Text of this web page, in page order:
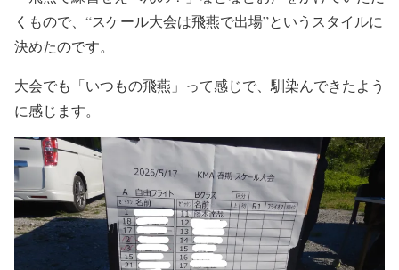
くもので、“スケール大会は飛燕で出場”というスタイルに
決めたのです。
大会でも「いつもの飛燕」って感じで、馴染んできたよう
に感じます。